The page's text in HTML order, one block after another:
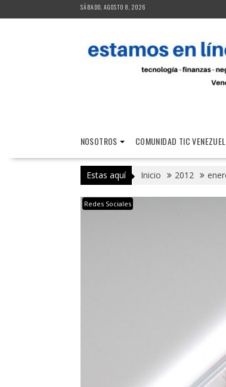
al
SÁBADO, AGOSTO 8, 2026
NOSOTROS COMUNIDAD TIC
Estas aquí Inicio 2012
Redes Sociales